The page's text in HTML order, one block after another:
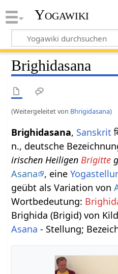
Yogawiki
Brighidasana
(Weitergeleitet von Bhrigidasana)
Brighidasana, Sanskrit
n., deutsche
irischen HeiligenBrigitte
Asana
, eine
geübt als Variation von
Wortbedeutung:
Brighida (Brigid) von
Asana - Stellung;